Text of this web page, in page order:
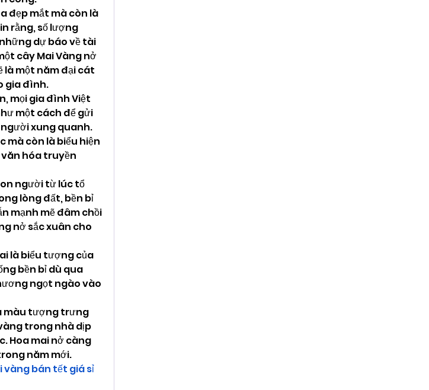
đẹp mắt mà còn là
rằng, số lượng
dự báo về tài
cây Mai Vàng nở
là một năm đại cát
gia đình.
mọi gia đình Việt
một cách để gửi
xung quanh.
mà còn là biểu hiện
hóa truyền
người từ lúc tổ
lòng đất, bền bỉ
mạnh mẽ đâm chồi
nở sắc xuân cho
là biểu tượng của
bền bỉ dù qua
ngọt ngào vào
màu tượng trưng
trong nhà dịp
Hoa mai nở càng
năm mới.
vàng bán tết giá sỉ